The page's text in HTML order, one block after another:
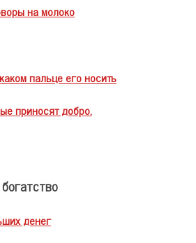
на молоко
пальце его носить
приносят добро.
денег